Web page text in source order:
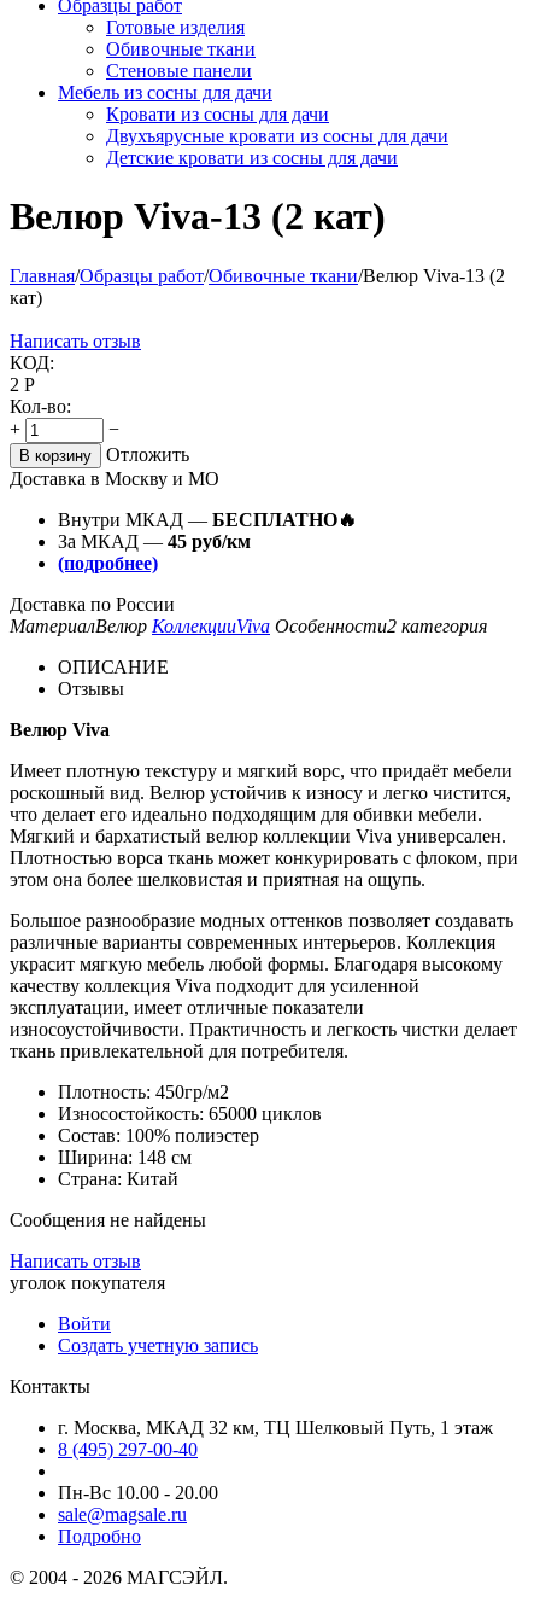
Образцы работ
Готовые изделия
Обивочные ткани
Стеновые панели
Мебель из сосны для дачи
Кровати из сосны для дачи
Двухъярусные кровати из сосны для дачи
Детские кровати из сосны для дачи
Велюр Viva-13 (2 кат)
Главная/Образцы работ/Обивочные ткани/Велюр Viva-13 (2
кат)
Написать отзыв
КОД:
2 Р
Кол-во:
+
−
В корзину
Отложить
Доставка в Москву и МО
Внутри МКАД — БЕСПЛАТНО🔥
За МКАД — 45 руб/км
(подробнее)
Доставка по России
МатериалВелюр КоллекцииViva Особенности2 категория
ОПИСАНИЕ
Отзывы
Велюр Viva
Имеет плотную текстуру и мягкий ворс, что придаёт мебели
роскошный вид. Велюр устойчив к износу и легко чистится,
что делает его идеально подходящим для обивки мебели.
Мягкий и бархатистый велюр коллекции Viva универсален.
Плотностью ворса ткань может конкурировать с флоком, при
этом она более шелковистая и приятная на ощупь.
Большое разнообразие модных оттенков позволяет создавать
различные варианты современных интерьеров. Коллекция
украсит мягкую мебель любой формы. Благодаря высокому
качеству коллекция Viva подходит для усиленной
эксплуатации, имеет отличные показатели
износоустойчивости. Практичность и легкость чистки делает
ткань привлекательной для потребителя.
Плотность: 450гр/м2
Износостойкость: 65000 циклов
Состав: 100% полиэстер
Ширина: 148 см
Страна: Китай
Сообщения не найдены
Написать отзыв
уголок покупателя
Войти
Создать учетную запись
Контакты
г. Москва, МКАД 32 км, ТЦ Шелковый Путь, 1 этаж
8 (495) 297-00-40
Пн-Вс 10.00 - 20.00
sale@magsale.ru
Подробно
© 2004 - 2026 МАГСЭЙЛ.